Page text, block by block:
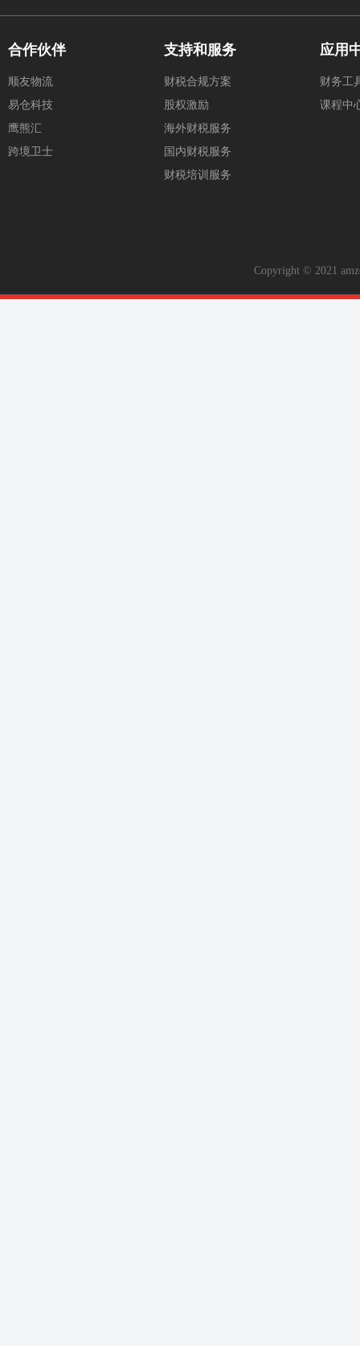
合作伙伴
顺友物流
易仓科技
鹰熊汇
跨境卫士
支持和服务
财税合规方案
股权激励
海外财税服务
国内财税服务
财税培训服务
应用
财务工
课程中
Copyright © 2021